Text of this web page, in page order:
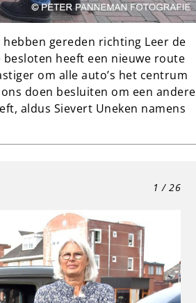
gereden richting Leer de
heeft een nieuwe route
om alle auto’s het centrum
doen besluiten om een andere
aldus Sievert Uneken namens
1 / 26